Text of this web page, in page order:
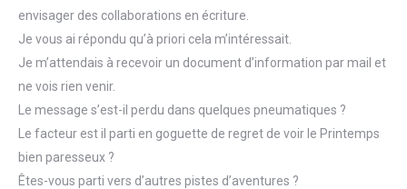
envisager des collaborations en écriture.
Je vous ai répondu qu’à priori cela m’intéressait.
Je m’attendais à recevoir un document d’information par mail et
ne vois rien venir.
Le message s’est-il perdu dans quelques pneumatiques ?
Le facteur est il parti en goguette de regret de voir le Printemps
bien paresseux ?
Êtes-vous parti vers d’autres pistes d’aventures ?